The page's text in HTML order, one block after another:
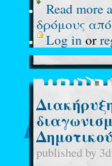
Read more
δρόμους
Log in or
published by